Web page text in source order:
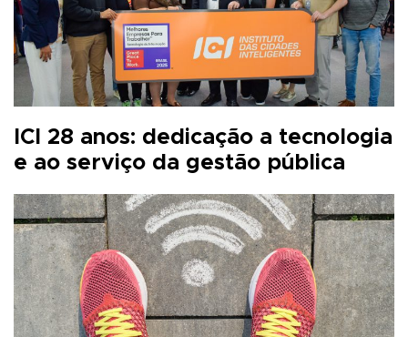
ICI 28 anos: dedicação a tecnologia
e ao serviço da gestão pública